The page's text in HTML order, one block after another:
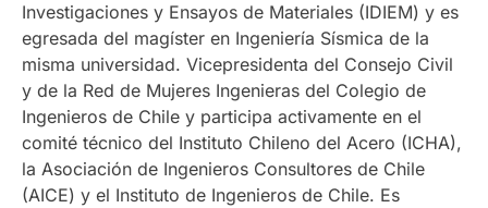
Investigaciones y Ensayos de Materiales (IDIEM) y es
egresada del magíster en Ingeniería Sísmica de la
misma universidad. Vicepresidenta del Consejo Civil
y de la Red de Mujeres Ingenieras del Colegio de
Ingenieros de Chile y participa activamente en el
comité técnico del Instituto Chileno del Acero (ICHA),
la Asociación de Ingenieros Consultores de Chile
(AICE) y el Instituto de Ingenieros de Chile. Es